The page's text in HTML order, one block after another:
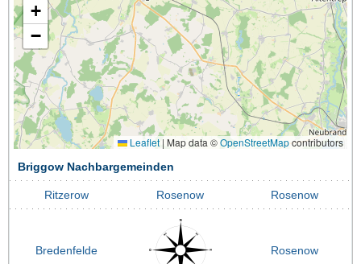
+
−
Leaflet | Map data ©OpenStreetMapcontributors
Briggow Nachbargemeinden
Ritzerow Rosenow Rosenow
Bredenfelde Rosenow